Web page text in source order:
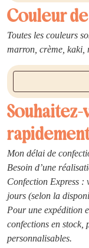
Couleur
Toutes les couleurs
marron, crème, kaki,
Mon délai de
Besoin d’une
Confection Express :
jours (selon la
Pour une expédition
confections en stock,
personnalisables.